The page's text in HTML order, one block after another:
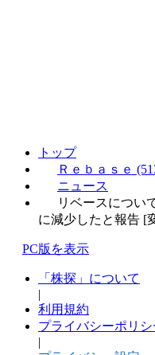
トップ
Ｒｅｂａｓｅ
ニュース
リベースについ
に減少したと報告 [
PC版を表示
「株探」について
|
利用規約
プライバシーポリシ
|